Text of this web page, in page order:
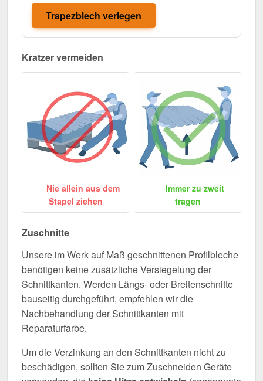
Trapezblech verlegen
Kratzer vermeiden
Nie allein aus dem
Stapel ziehen
Immer zu zweit
tragen
Zuschnitte
Unsere im Werk auf Maß geschnittenen Profilbleche
benötigen keine zusätzliche Versiegelung der
Schnittkanten. Werden Längs- oder Breitenschnitte
bauseitig durchgeführt, empfehlen wir die
Nachbehandlung der Schnittkanten mit
Reparaturfarbe.
Um die Verzinkung an den Schnittkanten nicht zu
beschädigen, sollten Sie zum Zuschneiden Geräte